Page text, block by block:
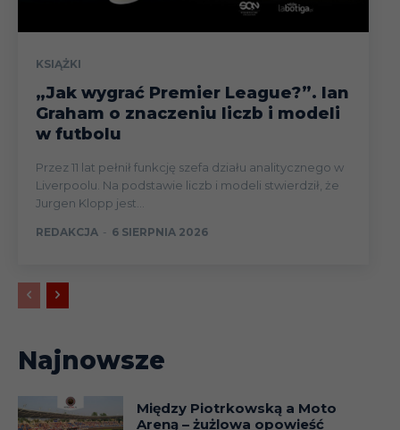
KSIĄŻKI
„Jak wygrać Premier League?”. Ian
Graham o znaczeniu liczb i modeli
w futbolu
Przez 11 lat pełnił funkcję szefa działu analitycznego w
Liverpoolu. Na podstawie liczb i modeli stwierdził, że
Jurgen Klopp jest...
REDAKCJA - 6 SIERPNIA 2026
Najnowsze
Między Piotrkowską a Moto
Areną – żużlowa opowieść